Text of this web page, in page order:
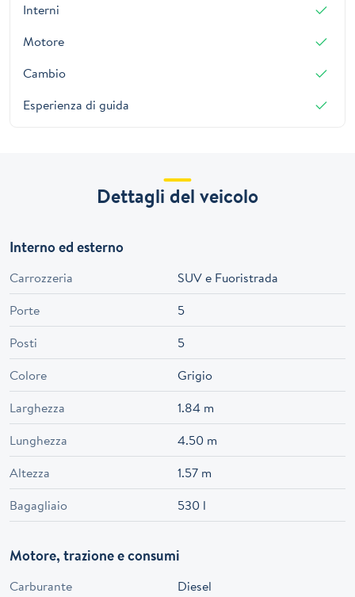
Interni
Motore
Cambio
Esperienza di guida
Dettagli del veicolo
Interno ed esterno
Carrozzeria
SUV e Fuoristrada
Porte
5
Posti
5
Colore
Grigio
Larghezza
1.84 m
Lunghezza
4.50 m
Altezza
1.57 m
Bagagliaio
530 l
Motore, trazione e consumi
Carburante Diesel